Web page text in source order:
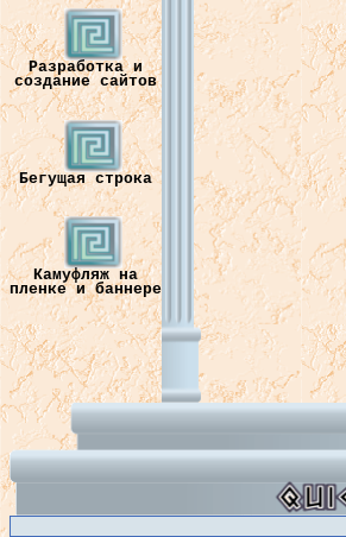
Разработка и
создание сайтов
Бегущая строка
Камуфляж на
пленке и баннере